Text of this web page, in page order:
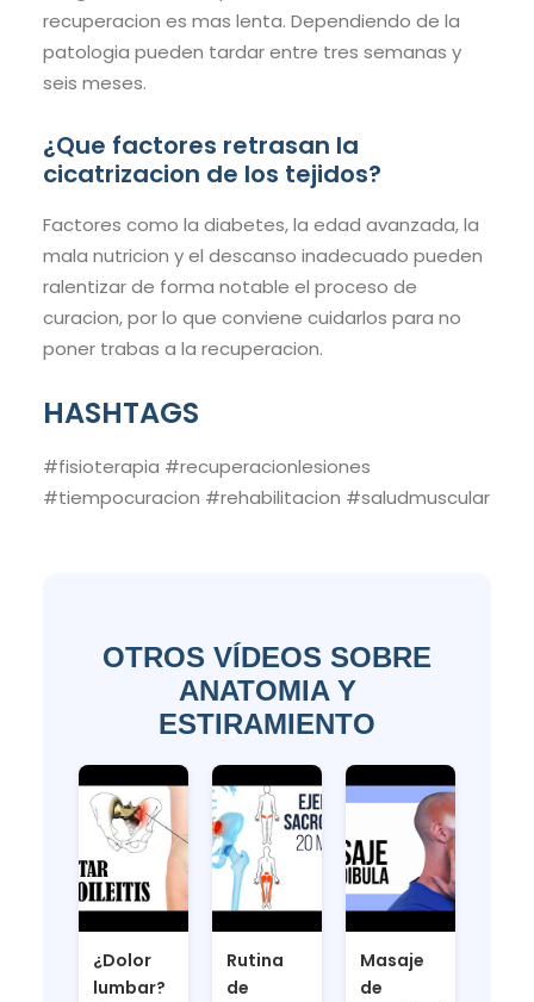
recuperacion es mas lenta. Dependiendo de la
patologia pueden tardar entre tres semanas y
seis meses.
¿Que factores retrasan la
cicatrizacion de los tejidos?
Factores como la diabetes, la edad avanzada, la
mala nutricion y el descanso inadecuado pueden
ralentizar de forma notable el proceso de
curacion, por lo que conviene cuidarlos para no
poner trabas a la recuperacion.
HASHTAGS
#fisioterapia #recuperacionlesiones
#tiempocuracion #rehabilitacion #saludmuscular
OTROS VÍDEOS SOBRE
ANATOMIA Y
ESTIRAMIENTO
¿Dolor
lumbar?
Rutina
de
Masaje
de